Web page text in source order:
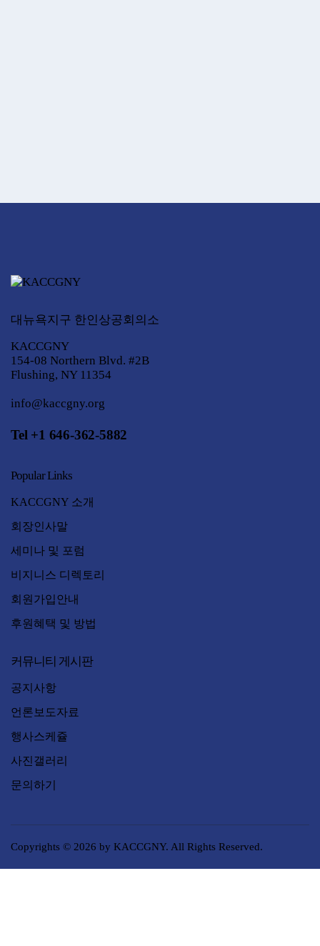
대뉴욕지구 한인상공회의소
KACCGNY
154-08 Northern Blvd. #2B
Flushing, NY 11354
info@kaccgny.org
Tel +1 646-362-5882
Popular Links
KACCGNY 소개
회장인사말
세미나 및 포럼
비지니스 디렉토리
회원가입안내
후원혜택 및 방법
커뮤니티 게시판
공지사항
언론보도자료
행사스케쥴
사진갤러리
문의하기
Copyrights © 2026 by KACCGNY. All Rights Reserved.